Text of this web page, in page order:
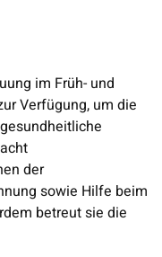
im Früh- und
Verfügung, um die
der
sowie Hilfe beim
betreut sie die